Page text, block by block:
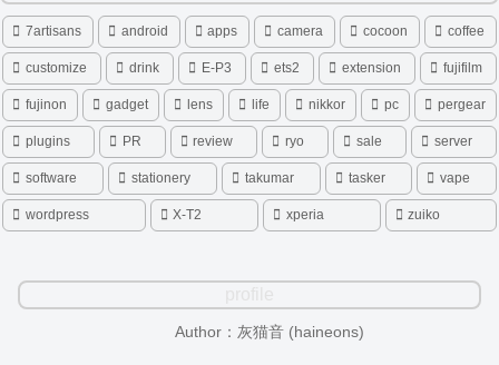
7artisans android apps camera cocoon coffee
customize drink E-P3 ets2 extension fujifilm
fujinon gadget lens life nikkor pc pergear
plugins PR review ryo sale server
software stationery takumar tasker vape
wordpress X-T2 xperia zuiko
Author：灰猫音 (haineons)